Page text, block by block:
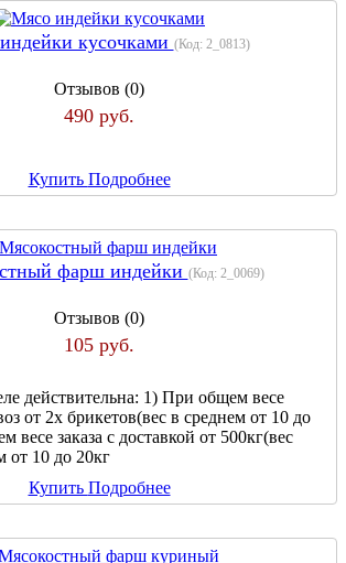
кусочками (Код: 2_0813)
Отзывов (0)
490 руб.
Купить Подробнее
фарш индейки (Код: 2_0069)
Отзывов (0)
105 руб.
действительна: 1) При общем весе
от 2х брикетов(вес в среднем от 10 до
весе заказа с доставкой от 500кг(вес
от 10 до 20кг
Купить Подробнее